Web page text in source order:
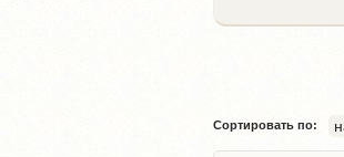
Сортировать по: